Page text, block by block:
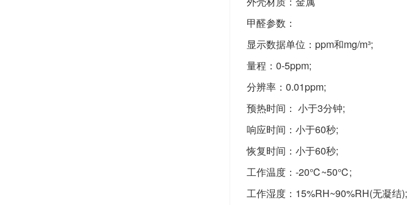
甲醛参数：
显示数据单位：ppm和mg/m³;
量程：0-5ppm;
分辨率：0.01ppm;
预热时间： 小于3分钟;
响应时间：小于60秒;
恢复时间：小于60秒;
工作温度：-20℃~50℃;
工作湿度：15%RH~90%RH(无凝结);